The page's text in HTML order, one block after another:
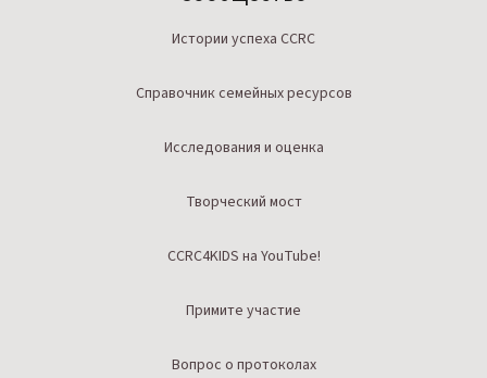
Истории успеха CCRC
Справочник семейных ресурсов
Исследования и оценка
Творческий мост
CCRC4KIDS на YouTube!
Примите участие
Вопрос о протоколах